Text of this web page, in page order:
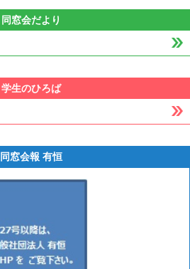
同窓会だより
学生のひろば
同窓会報 有恒